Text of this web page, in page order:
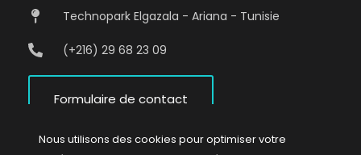
Nous utilisons des cookies pour optimiser votre
Technopark Elgazala - Ariana - Tunisie
(+216) 29 68 23 09
Formulaire de contact